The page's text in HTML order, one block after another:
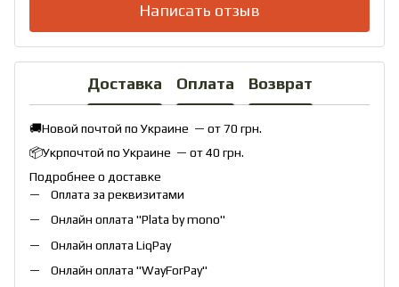
Написать отзыв
Доставка Оплата Возврат
🚚Новой почтой по Украине — от 70 грн.
📦Укрпочтой по Украине — от 40 грн.
Подробнее о доставке
Оплата за реквизитами
Онлайн оплата "Plata by mono"
Онлайн оплата LiqPay
Онлайн оплата "WayForPay"